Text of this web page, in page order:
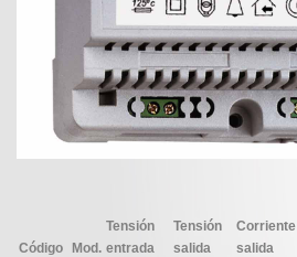
Código Mod.
Tensión
entrada
Tensión
salida
Corriente
salida